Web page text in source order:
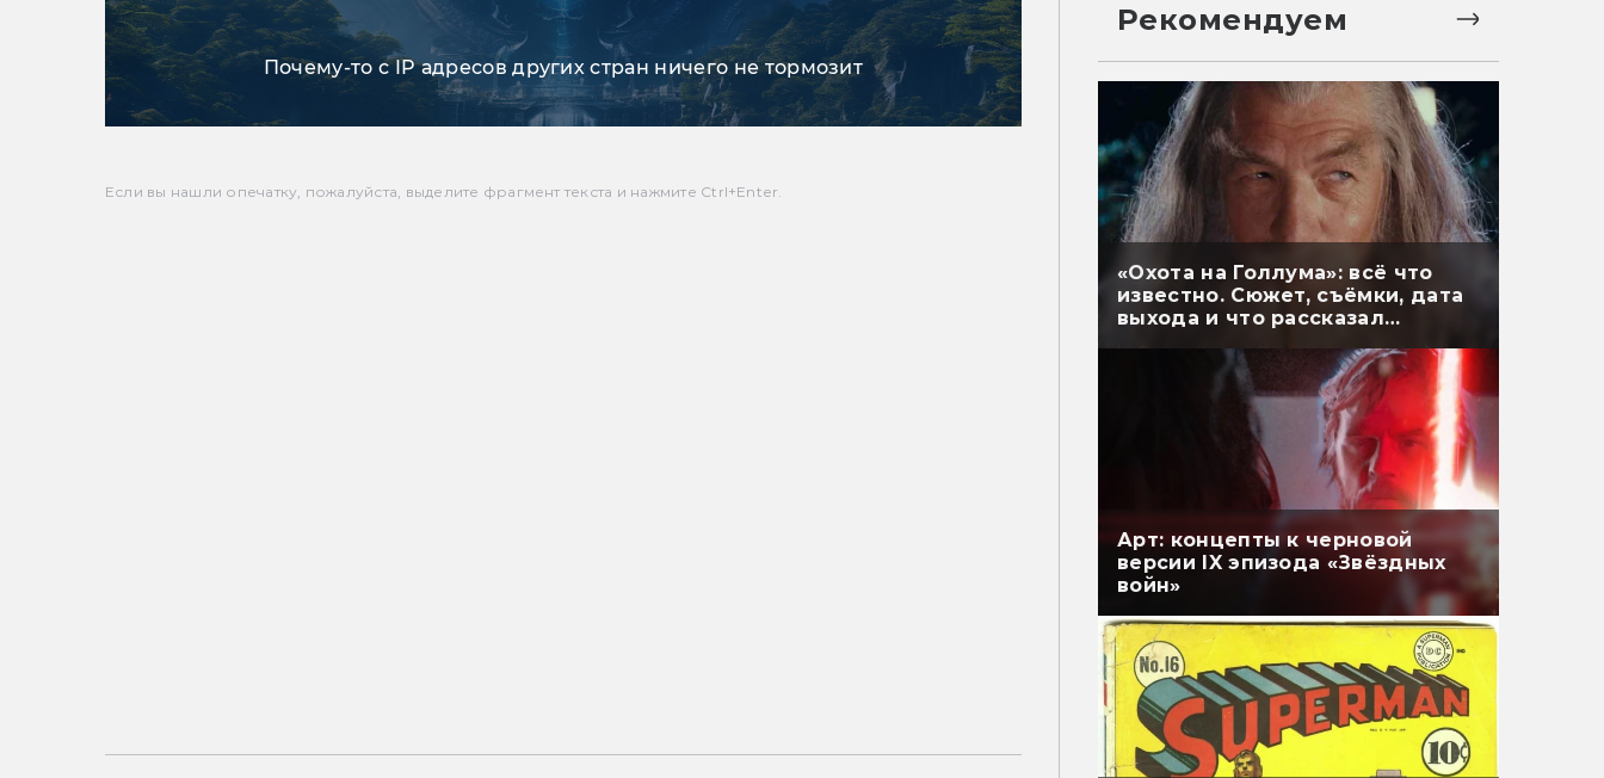
Почему-то с IP адресов других стран ничего не тормозит
Если вы нашли опечатку, пожалуйста, выделите фрагмент текста и нажмите Ctrl+Enter.
Рекомендуем
«Охота на Голлума»: всё что
известно. Сюжет, съёмки, дата
выхода и что рассказал
Арт: концепты к черновой
версии IX эпизода «Звёздных
войн»